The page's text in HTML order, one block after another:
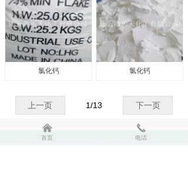
氯化钙 氯化钙
上一页 下一页
1/13
낀
首页
끅
电话